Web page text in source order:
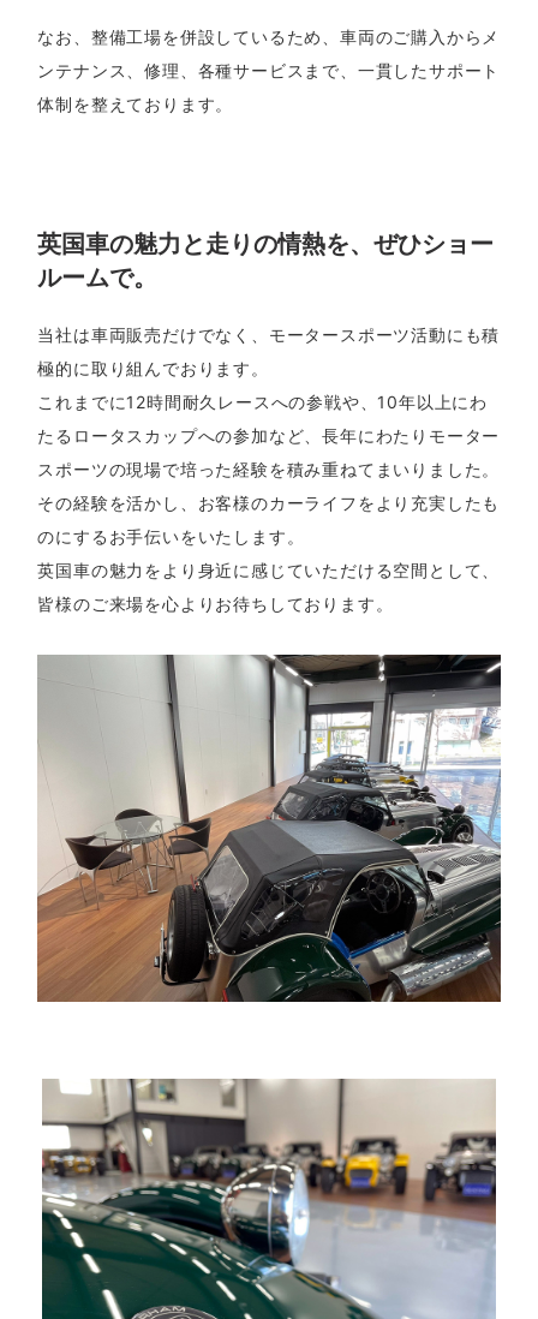
なお、整備工場を併設しているため、車両のご購入からメ
ンテナンス、修理、各種サービスまで、一貫したサポート
体制を整えております。
英国車の魅力と走りの情熱を、ぜひショー
ルームで。
当社は車両販売だけでなく、モータースポーツ活動にも積
極的に取り組んでおります。
これまでに12時間耐久レースへの参戦や、10年以上にわ
たるロータスカップへの参加など、長年にわたりモーター
スポーツの現場で培った経験を積み重ねてまいりました。
その経験を活かし、お客様のカーライフをより充実したも
のにするお手伝いをいたします。
英国車の魅力をより身近に感じていただける空間として、
皆様のご来場を心よりお待ちしております。